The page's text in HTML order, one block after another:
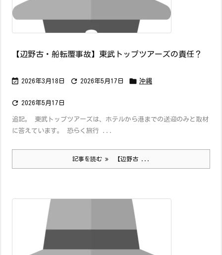
【辺野古・船転覆事故】東武トップツアーズの責任？
 2026年3月18日  2026年5月17日  沖縄
 2026年5月17日
追記。 東武トップツアーズは、ホテルから港までの送迎のみと取材
に答えています。 恐らく旅行 ...
記事を読む 【辺野古 ...